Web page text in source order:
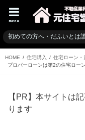
menu
初めての方へ・だふいとは
HOME 住宅購入
住宅ローン・
プロパーローンは第2の住宅ロー
【PR】本サイトは
ります